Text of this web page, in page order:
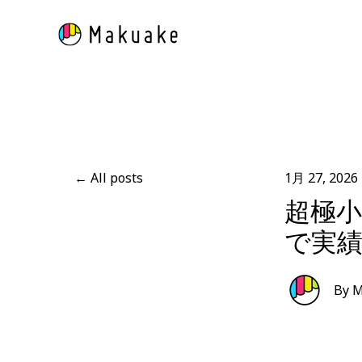
All posts 1月 27, 2026
超極
で実
By